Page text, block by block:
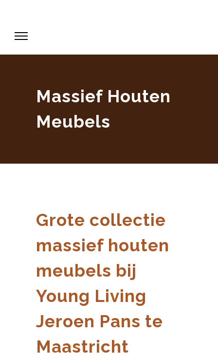
Massief Houten
Meubels
Grote collectie
massief houten
meubels bij
Young Living
Jeroen Pans te
Maastricht